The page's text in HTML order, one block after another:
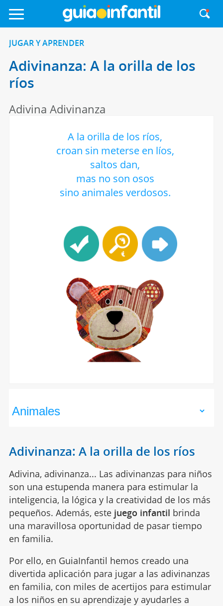
JUGAR Y APRENDER
Adivinanza: A la orilla de los
ríos
Adivina Adivinanza
A la orilla de los ríos,
croan sin meterse en líos,
saltos dan,
mas no son osos
sino animales verdosos.
Adivinanza: A la orilla de los ríos
Adivina, adivinanza... Las adivinanzas para niños
son una estupenda manera para estimular la
inteligencia, la lógica y la creatividad de los más
pequeños. Además, este juego infantil brinda
una maravillosa oportunidad de pasar tiempo
en familia.
Por ello, en GuiaInfantil hemos creado una
divertida aplicación para jugar a las adivinanzas
en familia, con miles de acertijos para estimular
a los niños en su aprendizaje y ayudarles a